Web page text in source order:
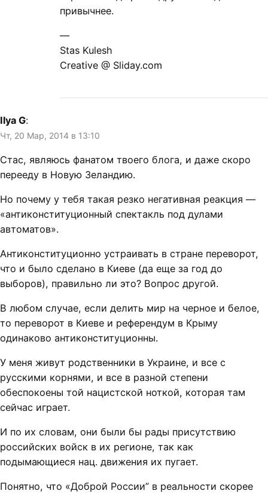
привычнее.
—
Stas Kulesh
Creative @ Sliday.com
Ilya G:
Чт, 20 Мар, 2014 в 13:10
Стас, являюсь фанатом твоего блога, и даже скоро
перееду в Новую Зеландию.
Но почему у тебя такая резко негативная реакция —
«антиконституционный спектакль под дулами
автоматов».
Антиконституционно устраивать в стране переворот,
что и было сделано в Киеве (да еще за год до
выборов), правильно ли это? Вопрос другой.
В любом случае, если делить мир на черное и белое,
то переворот в Киеве и референдум в Крыму
одинаково антиконституционны.
У меня живут родственники в Украине, и все с
русскими корнями, и все в разной степени
обеспокоены той нацистской ноткой, которая там
сейчас играет.
И по их словам, они были бы рады присутствию
российских войск в их регионе, так как
подымающиеся нац. движения их пугает.
Понятно, что «Доброй России” в реальности скорее